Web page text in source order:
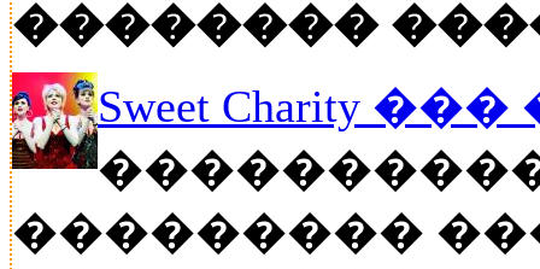
��������
Sweet Charity
���������